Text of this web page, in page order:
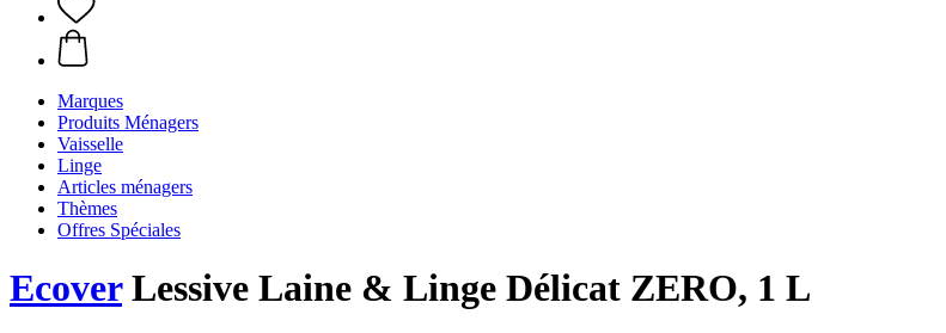
Marques
Produits Ménagers
Vaisselle
Linge
Articles ménagers
Thèmes
Offres Spéciales
EcoverLessive Laine & Linge Délicat ZERO, 1 L